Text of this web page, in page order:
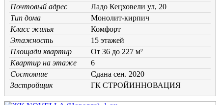
Почтовый адрес
Ладо Кецховели ул, 20
Тип дома
Монолит-кирпич
Класс жилья
Комфорт
Этажность
15 этажей
Площади квартир
От 36 до 227 м²
Квартир на этаже
6
Состояние
Cдана сен. 2020
Застройщик
ГК СТРОЙИННОВАЦИЯ